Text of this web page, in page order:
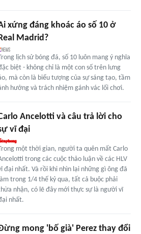
xứng đáng khoác áo số 10 ở
Real Madrid?
lịch sử bóng đá, số 10 luôn mang ý nghĩa
biệt - không chỉ là một con số trên lưng
mà còn là biểu tượng của sự sáng tạo, tầm
hưởng và trách nhiệm gánh vác lối chơi.
Ancelotti và câu trả lời cho
vĩ đại
một thời gian, người ta quên mất Carlo
trong các cuộc thảo luận về các HLV
đại nhất. Và rồi khi nhìn lại những gì ông đã
làm trong 1/4 thế kỷ qua, tất cả buộc phải
nhận, có lẽ đây mới thực sự là người vĩ
nhất.
mong 'bố già' Perez thay đổi